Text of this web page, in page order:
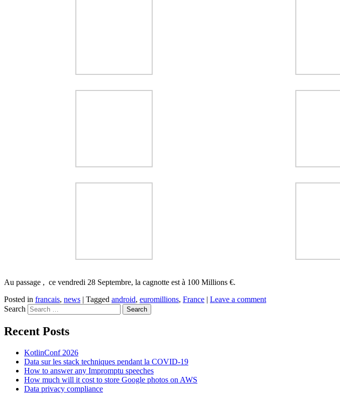
Au passage , ce vendredi 28 Septembre, la cagnotte est à 100 Millions €.
Posted in francais, news | Tagged android, euromillions, France | Leave a comment
Search
Recent Posts
KotlinConf 2026
Data sur les stack techniques pendant la COVID-19
How to answer any Impromptu speeches
How much will it cost to store Google photos on AWS
Data privacy compliance